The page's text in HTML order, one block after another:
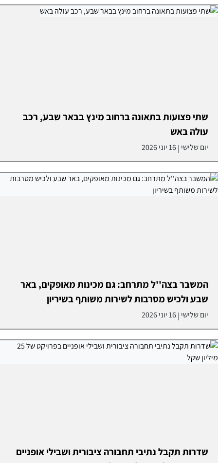
שתי פצועות בתאונה ברחוב מינץ בבאר שבע, רכב
עולה באש
יום שלישי |16 יוני 2026
המשבר בצה''ל מתרחב: גם מכינות מאופקים, באר
שבע ולכיש מסרבות לשירות משותף בשיריון
יום שלישי |16 יוני 2026
שדרות תקבל נתיבי תחבורה ציבורית ושבילי אופניים